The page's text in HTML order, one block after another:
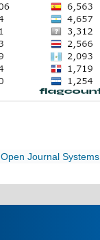
Open Journal Systems